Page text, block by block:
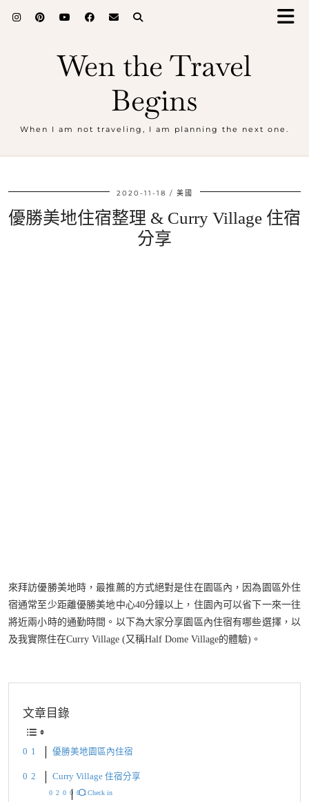
Wen the Travel
Begins
When I am not traveling, I am planning the next one.
2020-11-18 美國
優勝美地住宿整理 & Curry Village 住宿
分享
來拜訪優勝美地時，最推薦的方式絕對是住在園區內，因為園區外住
宿通常至少距離優勝美地中心40分鐘以上，住園內可以省下一來一往
將近兩小時的通勤時間。以下為大家分享園區內住宿有哪些選擇，以
及我實際住在Curry Village (又稱Half Dome Village的體驗)。
文章目錄
優勝美地園區內住宿
Curry Village 住宿分享
⭕️ Check in